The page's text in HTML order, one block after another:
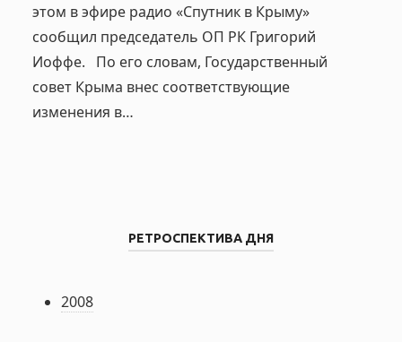
этом в эфире радио «Спутник в Крыму»
сообщил председатель ОП РК Григорий
Иоффе. По его словам, Государственный
совет Крыма внес соответствующие
изменения в…
РЕТРОСПЕКТИВА ДНЯ
2008